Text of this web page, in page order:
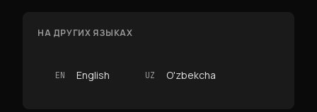
НА ДРУГИХ ЯЗЫКАХ
EN English UZ O'zbekcha